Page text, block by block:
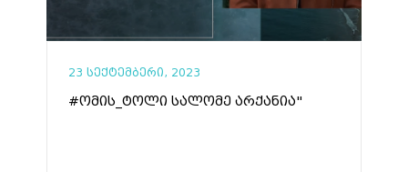
23 სექტემბერი, 2023
#ომის_ტოლი სალომე არქანია"